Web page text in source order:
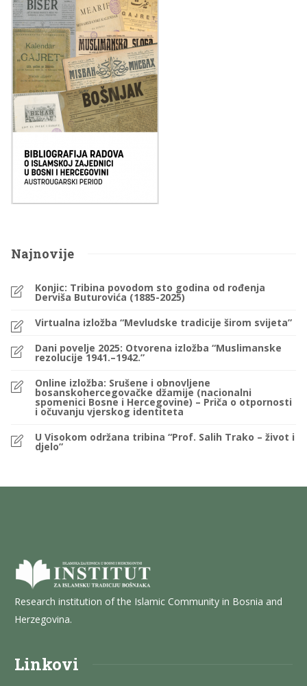
Najnovije
Konjic: Tribina povodom sto godina od rođenja
Derviša Buturovića (1885-2025)
Virtualna izložba “Mevludske tradicije širom svijeta”
Dani povelje 2025: Otvorena izložba “Muslimanske
rezolucije 1941.–1942.”
Online izložba: Srušene i obnovljene
bosanskohercegovačke džamije (nacionalni
spomenici Bosne i Hercegovine) – Priča o otpornosti
i očuvanju vjerskog identiteta
U Visokom održana tribina “Prof. Salih Trako – život i
djelo”
Research institution of the Islamic Community in Bosnia and
Herzegovina.
Linkovi